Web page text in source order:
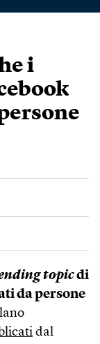
i
topicdi
da persone
dal